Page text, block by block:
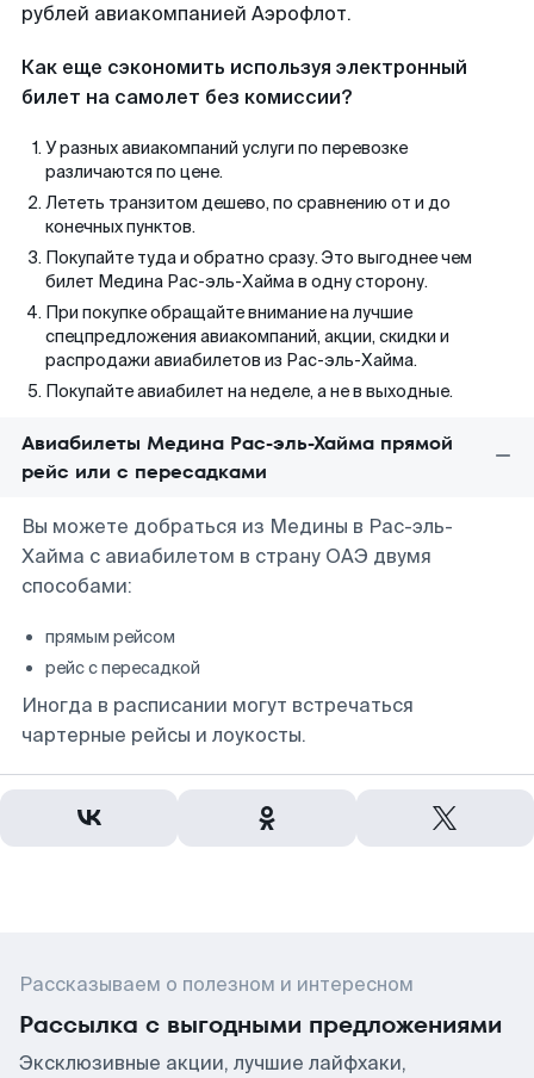
рублей авиакомпанией Аэрофлот.
Как еще сэкономить используя электронный
билет на самолет без комиссии?
У разных авиакомпаний услуги по перевозке
различаются по цене.
Лететь транзитом дешево, по сравнению от и до
конечных пунктов.
Покупайте туда и обратно сразу. Это выгоднее чем
билет Медина Рас-эль-Хайма в одну сторону.
При покупке обращайте внимание на лучшие
спецпредложения авиакомпаний, акции, скидки и
распродажи авиабилетов из Рас-эль-Хайма.
Покупайте авиабилет на неделе, а не в выходные.
Авиабилеты Медина Рас-эль-Хайма прямой
рейс или с пересадками
Вы можете добраться из Медины в Рас-эль-
Хайма с авиабилетом в страну ОАЭ двумя
способами:
прямым рейсом
рейс с пересадкой
Иногда в расписании могут встречаться
чартерные рейсы и лоукосты.
Рассказываем о полезном и интересном
Рассылка с выгодными предложениями
Эксклюзивные акции, лучшие лайфхаки,